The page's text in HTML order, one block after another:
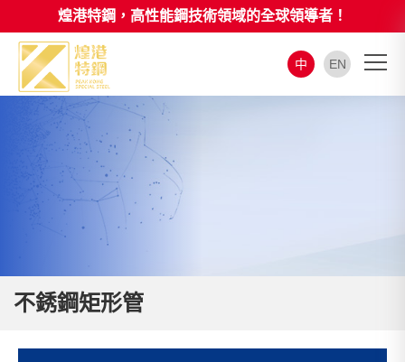
煌港特鋼，高性能鋼技術領域的全球領導者！
中 EN
不銹鋼矩形管